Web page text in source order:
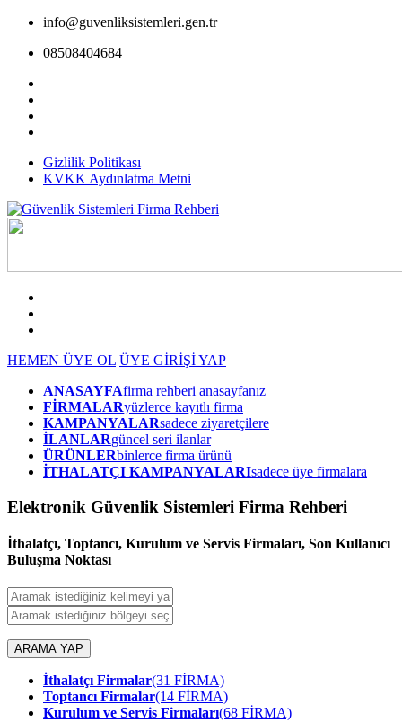
info@guvenliksistemleri.gen.tr
08508404684
Gizlilik Politikası
KVKK Aydınlatma Metni
HEMEN ÜYE OL ÜYE GİRİŞİ YAP
ANASAYFAfirma rehberi anasayfanız
FİRMALARyüzlerce kayıtlı firma
KAMPANYALARsadece ziyaretçilere
İLANLARgüncel seri ilanlar
ÜRÜNLERbinlerce firma ürünü
İTHALATÇI KAMPANYALARIsadece üye firmalara
Elektronik Güvenlik Sistemleri Firma Rehberi
İthalatçı, Toptancı, Kurulum ve Servis Firmaları, Son Kullanıcı
Buluşma Noktası
ARAMA YAP
İthalatçı Firmalar(31 FİRMA)
Toptancı Firmalar(14 FİRMA)
Kurulum ve Servis Firmaları(68 FİRMA)